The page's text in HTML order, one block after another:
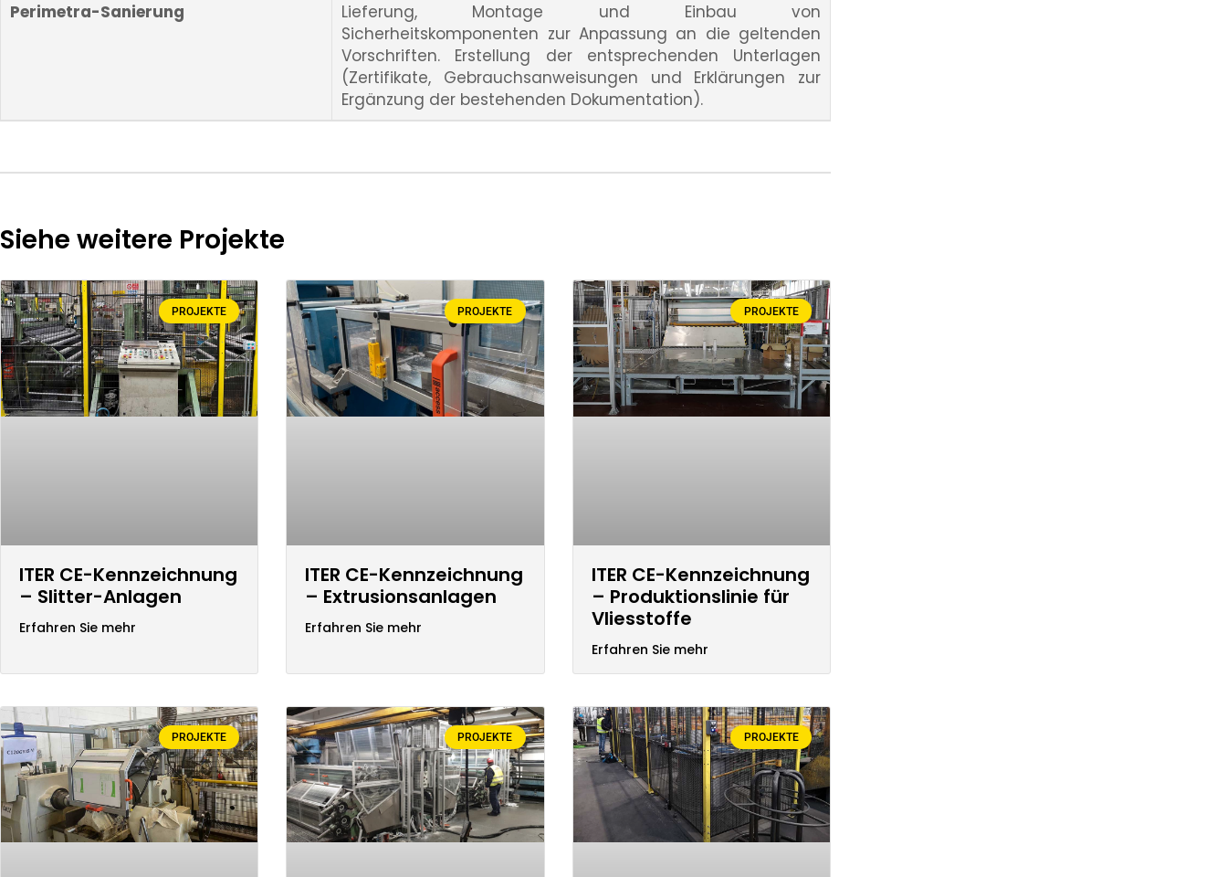
Perimetra-Sanierung
Lieferung, Montage und Einbau von
Sicherheitskomponenten zur Anpassung an die geltenden
Vorschriften. Erstellung der entsprechenden Unterlagen
(Zertifikate, Gebrauchsanweisungen und Erklärungen zur
Ergänzung der bestehenden Dokumentation).
Siehe weitere Projekte
PROJEKTE
ITER CE-Kennzeichnung
– Slitter-Anlagen
Erfahren Sie mehr
PROJEKTE
ITER CE-Kennzeichnung
– Extrusionsanlagen
Erfahren Sie mehr
PROJEKTE
ITER CE-Kennzeichnung
– Produktionslinie für
Vliesstoffe
Erfahren Sie mehr
PROJEKTE PROJEKTE PROJEKTE